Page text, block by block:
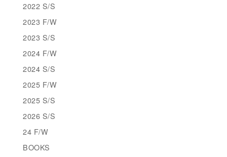
2022 S/S
2023 F/W
2023 S/S
2024 F/W
2024 S/S
2025 F/W
2025 S/S
2026 S/S
24 F/W
BOOKS